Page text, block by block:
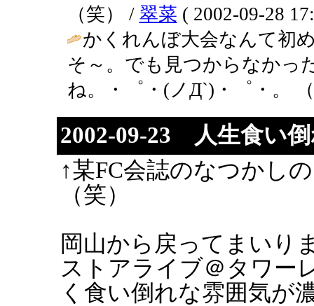
（笑） / 翠菜 ( 2002-09-28
かくれんぼ大会なんて
そ～。でも見つからなかっ
ね。・゜・(ノД`)・゜・。
2002-09-23 人生食い
↑某FC会誌のなつかし
（笑）
岡山から戻ってまいり
ストアライブ＠タワー
く食い倒れな雰囲気が